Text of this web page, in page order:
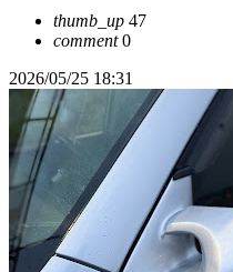
thumb_up 47
comment0
2026/05/25 18:31